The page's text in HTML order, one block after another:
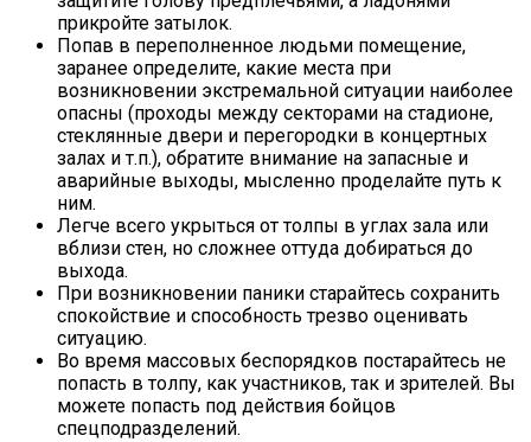
прикройте затылок.
Попав в переполненное людьми помещение,
заранее определите, какие места при
возникновении экстремальной ситуации наиболее
опасны (проходы между секторами на стадионе,
стеклянные двери и перегородки в концертных
залах и т.п.), обратите внимание на запасные и
аварийные выходы, мысленно проделайте путь к
ним.
Легче всего укрыться от толпы в углах зала или
вблизи стен, но сложнее оттуда добираться до
выхода.
При возникновении паники старайтесь сохранить
спокойствие и способность трезво оценивать
ситуацию.
Во время массовых беспорядков постарайтесь не
попасть в толпу, как участников, так и зрителей. Вы
можете попасть под действия бойцов
спецподразделений.